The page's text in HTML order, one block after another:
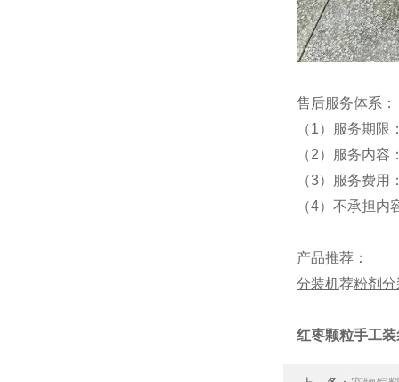
售后服务体系：
（1）服务期
（2）服务内
（3）服务费用
（4）不承担
产品推荐：
分装机荐粉剂
红枣颗粒手工